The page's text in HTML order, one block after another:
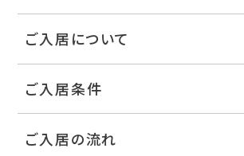
ご入居について
ご入居条件
ご入居の流れ